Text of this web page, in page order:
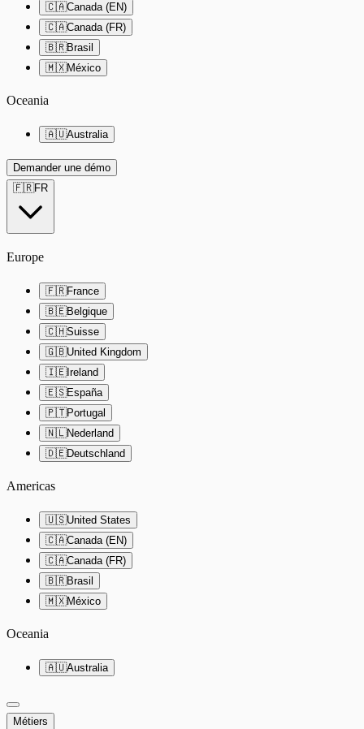
🇨🇦Canada (EN)
🇨🇦Canada (FR)
🇧🇷Brasil
🇲🇽México
Oceania
🇦🇺Australia
Demander une démo
🇫🇷FR
Europe
🇫🇷France
🇧🇪Belgique
🇨🇭Suisse
🇬🇧United Kingdom
🇮🇪Ireland
🇪🇸España
🇵🇹Portugal
🇳🇱Nederland
🇩🇪Deutschland
Americas
🇺🇸United States
🇨🇦Canada (EN)
🇨🇦Canada (FR)
🇧🇷Brasil
🇲🇽México
Oceania
🇦🇺Australia
Métiers